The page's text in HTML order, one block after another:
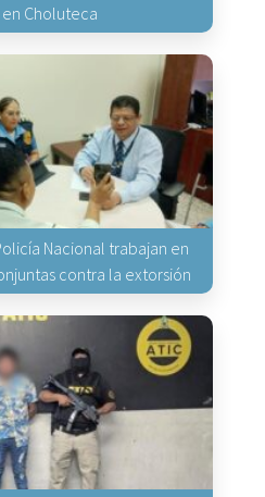
en Choluteca
Nacional trabajan en
contra la extorsión